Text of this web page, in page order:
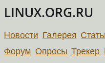
LINUX.ORG.RU
Новости Галерея
Форум Опросы Трекер